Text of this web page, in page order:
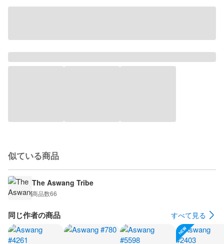
似ている商品
The Aswang Tribe
商品数66
同じ作者の商品 すべて見る